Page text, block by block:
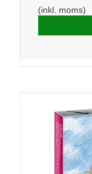
(inkl. moms)